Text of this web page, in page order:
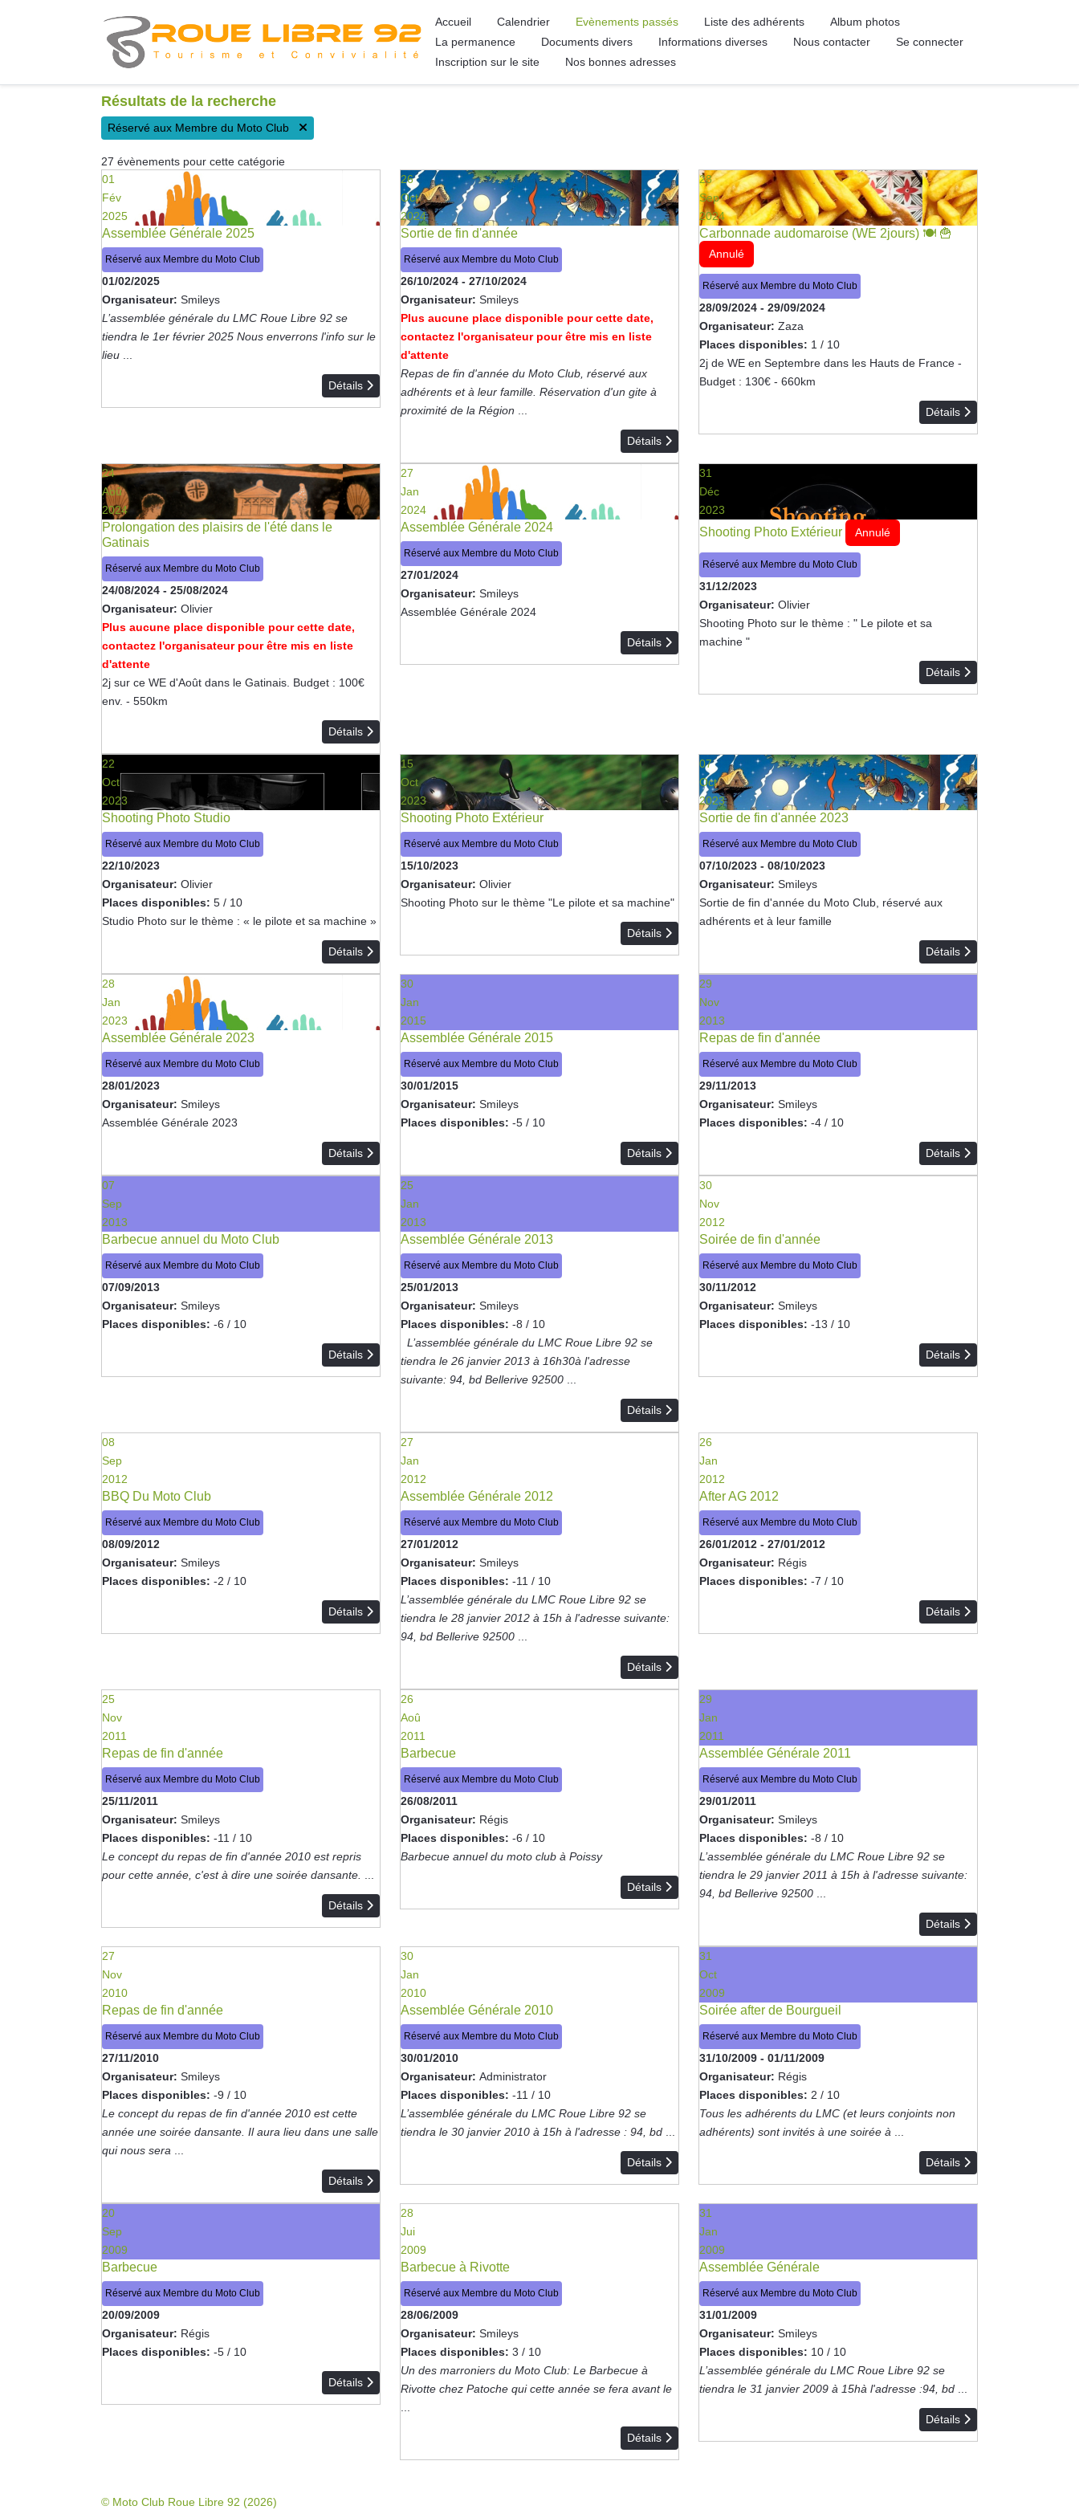
Accueil Calendrier Evènements passés Liste des adhérents
Album photos
La permanence
Documents divers Informations diverses Nous contacter
Se connecter
Inscription sur le site
Nos bonnes adresses
Résultats de la recherche
Réservé aux Membre du Moto Club
27 évènements pour cette catégorie
01
Fév
2025
Assemblée Générale 2025
Réservé aux Membre du Moto Club
01/02/2025
Organisateur: Smileys
L’assemblée générale du LMC Roue Libre 92 se
tiendra le 1er février 2025 Nous enverrons l'info sur le
lieu
Détails
26
Oct
2024
Sortie de fin d'année
Réservé aux Membre du Moto Club
26/10/2024 - 27/10/2024
Organisateur: Smileys
Plus aucune place disponible pour cette date,
contactez l'organisateur pour être mis en liste
d'attente
Repas de fin d'année du Moto Club, réservé aux
adhérents et à leur famille. Réservation d'un gite à
proximité de la Région
Détails
28
Sep
2024
Carbonnade audomaroise (WE 2jours) 🍽 🍟
Annulé
Réservé aux Membre du Moto Club
28/09/2024 - 29/09/2024
Organisateur: Zaza
Places disponibles: 1 / 10
2j de WE en Septembre dans les Hauts de France -
Budget : 130€ - 660km
Détails
24
Aoû
2024
Prolongation des plaisirs de l'été dans le
Gatinais
Réservé aux Membre du Moto Club
24/08/2024 - 25/08/2024
Organisateur: Olivier
Plus aucune place disponible pour cette date,
contactez l'organisateur pour être mis en liste
d'attente
2j sur ce WE d'Août dans le Gatinais. Budget : 100€
env. - 550km
Détails
27
Jan
2024
Assemblée Générale 2024
Réservé aux Membre du Moto Club
27/01/2024
Organisateur: Smileys
Assemblée Générale 2024
Détails
31
Déc
2023
Shooting Photo Extérieur Annulé
Réservé aux Membre du Moto Club
31/12/2023
Organisateur: Olivier
Shooting Photo sur le thème : " Le pilote et sa
machine "
Détails
22
Oct
2023
Shooting Photo Studio
Réservé aux Membre du Moto Club
22/10/2023
Organisateur: Olivier
Places disponibles: 5 / 10
Studio Photo sur le thème : « le pilote et sa machine »
Détails
15
Oct
2023
Shooting Photo Extérieur
Réservé aux Membre du Moto Club
15/10/2023
Organisateur: Olivier
Shooting Photo sur le thème "Le pilote et sa machine"
Détails
07
Oct
2023
Sortie de fin d'année 2023
Réservé aux Membre du Moto Club
07/10/2023 - 08/10/2023
Organisateur: Smileys
Sortie de fin d'année du Moto Club, réservé aux
adhérents et à leur famille
Détails
28
Jan
2023
Assemblée Générale 2023
Réservé aux Membre du Moto Club
28/01/2023
Organisateur: Smileys
Assemblée Générale 2023
Détails
30
Jan
2015
Assemblée Générale 2015
Réservé aux Membre du Moto Club
30/01/2015
Organisateur: Smileys
Places disponibles: -5 / 10
Détails
29
Nov
2013
Repas de fin d'année
Réservé aux Membre du Moto Club
29/11/2013
Organisateur: Smileys
Places disponibles: -4 / 10
Détails
07
Sep
2013
Barbecue annuel du Moto Club
Réservé aux Membre du Moto Club
07/09/2013
Organisateur: Smileys
Places disponibles: -6 / 10
Détails
25
Jan
2013
Assemblée Générale 2013
Réservé aux Membre du Moto Club
25/01/2013
Organisateur: Smileys
Places disponibles: -8 / 10
L’assemblée générale du LMC Roue Libre 92 se
tiendra le 26 janvier 2013 à 16h30à l'adresse
suivante: 94, bd Bellerive 92500
Détails
30
Nov
2012
Soirée de fin d'année
Réservé aux Membre du Moto Club
30/11/2012
Organisateur: Smileys
Places disponibles: -13 / 10
Détails
08
Sep
2012
BBQ Du Moto Club
Réservé aux Membre du Moto Club
08/09/2012
Organisateur: Smileys
Places disponibles: -2 / 10
Détails
27
Jan
2012
Assemblée Générale 2012
Réservé aux Membre du Moto Club
27/01/2012
Organisateur: Smileys
Places disponibles: -11 / 10
L’assemblée générale du LMC Roue Libre 92 se
tiendra le 28 janvier 2012 à 15h à l'adresse suivante:
94, bd Bellerive 92500
Détails
26
Jan
2012
After AG 2012
Réservé aux Membre du Moto Club
26/01/2012 - 27/01/2012
Organisateur: Régis
Places disponibles: -7 / 10
Détails
25
Nov
2011
Repas de fin d'année
Réservé aux Membre du Moto Club
25/11/2011
Organisateur: Smileys
Places disponibles: -11 / 10
Le concept du repas de fin d'année 2010 est repris
pour cette année, c'est à dire une soirée dansante.
Détails
26
Aoû
2011
Barbecue
Réservé aux Membre du Moto Club
26/08/2011
Organisateur: Régis
Places disponibles: -6 / 10
Barbecue annuel du moto club à Poissy
Détails
29
Jan
2011
Assemblée Générale 2011
Réservé aux Membre du Moto Club
29/01/2011
Organisateur: Smileys
Places disponibles: -8 / 10
L’assemblée générale du LMC Roue Libre 92 se
tiendra le 29 janvier 2011 à 15h à l'adresse suivante:
94, bd Bellerive 92500
Détails
27
Nov
2010
Repas de fin d'année
Réservé aux Membre du Moto Club
27/11/2010
Organisateur: Smileys
Places disponibles: -9 / 10
Le concept du repas de fin d'année 2010 est cette
année une soirée dansante. Il aura lieu dans une salle
qui nous sera
Détails
30
Jan
2010
Assemblée Générale 2010
Réservé aux Membre du Moto Club
30/01/2010
Organisateur: Administrator
Places disponibles: -11 / 10
L’assemblée générale du LMC Roue Libre 92 se
tiendra le 30 janvier 2010 à 15h à l'adresse : 94, bd
Détails
31
Oct
2009
Soirée after de Bourgueil
Réservé aux Membre du Moto Club
31/10/2009 - 01/11/2009
Organisateur: Régis
Places disponibles: 2 / 10
Tous les adhérents du LMC (et leurs conjoints non
adhérents) sont invités à une soirée à
Détails
20
Sep
2009
Barbecue
Réservé aux Membre du Moto Club
20/09/2009
Organisateur: Régis
Places disponibles: -5 / 10
Détails
28
Jui
2009
Barbecue à Rivotte
Réservé aux Membre du Moto Club
28/06/2009
Organisateur: Smileys
Places disponibles: 3 / 10
Un des marroniers du Moto Club: Le Barbecue à
Rivotte chez Patoche qui cette année se fera avant le
Détails
31
Jan
2009
Assemblée Générale
Réservé aux Membre du Moto Club
31/01/2009
Organisateur: Smileys
Places disponibles: 10 / 10
L’assemblée générale du LMC Roue Libre 92 se
tiendra le 31 janvier 2009 à 15hà l'adresse :94, bd
Détails
© Moto Club Roue Libre 92 (2026)